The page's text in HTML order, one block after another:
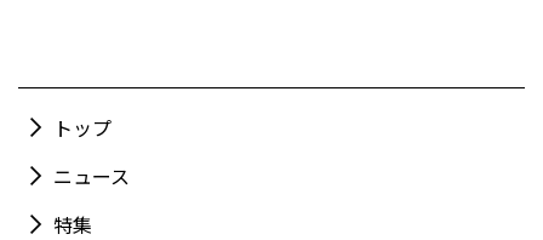
トップ
ニュース
特集